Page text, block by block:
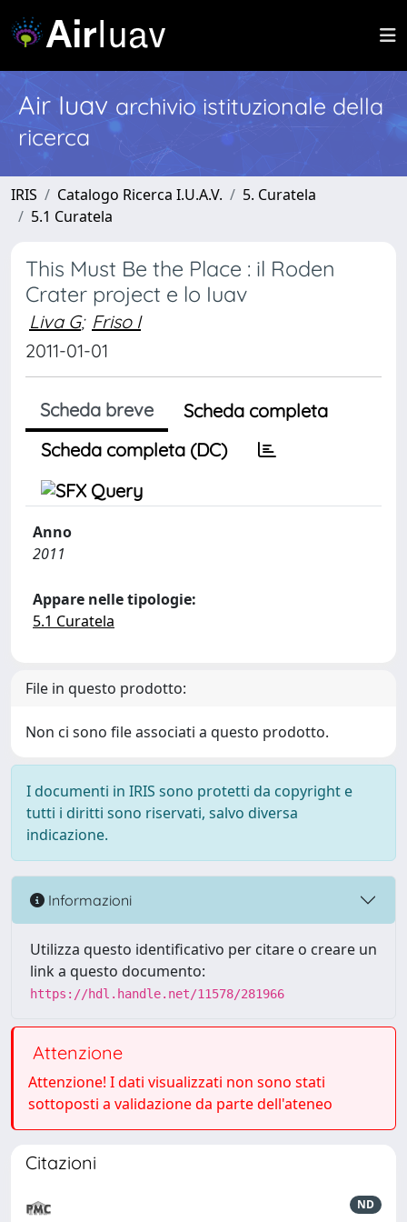
Air Iuav archivio istituzionale della
ricerca
IRIS Catalogo Ricerca I.U.A.V.
5. Curatela
5.1 Curatela
This Must Be the Place : il Roden
Crater project e lo Iuav
Liva G; Friso I
2011-01-01
Scheda breve
Scheda completa
Scheda completa (DC)
Anno
2011
Appare nelle tipologie:
5.1 Curatela
File in questo prodotto:
Non ci sono file associati a questo prodotto.
I documenti in IRIS sono protetti da copyright e
tutti i diritti sono riservati, salvo diversa
indicazione.
Informazioni
Utilizza questo identificativo per citare o creare un
link a questo documento:
https://hdl.handle.net/11578/281966
Attenzione
Attenzione! I dati visualizzati non sono stati
sottoposti a validazione da parte dell'ateneo
Citazioni
ND